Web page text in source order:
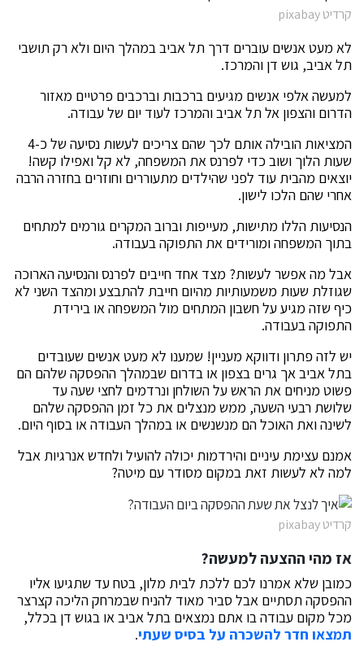
קרדיט pixabay
לא מעט אנשים עוברים דרך תל אביב במהלך היום ולא רק תושבי
תל אביב, גוש דן והמרכז.
למעשה אלפי אנשים מגיעים ברכבות וברכבים פרטיים מאזור
הדרום והצפון אל תל אביב והמרכז לעוד יום של עבודה.
המציאות הובילה אותם לכך שהם צריכים לעשות נסיעה של כ-4
שעות הלוך ושוב כדי לפרנס את המשפחה, לא קל ואפילו קשה!
יוצאים מהבית עוד לפני שהילדים מתעוררים וחוזרים בחזרה הרבה
אחרי שהם הלכו לישון.
הנסיעות הללו מתישות, מעייפות וברוב המקרים גורמים למתחים
בתוך המשפחה ומורידים את התפוקה בעבודה.
אבל מה אפשר לעשות? מצד אחד חייבים לפרנס והנסיעה הארוכה
שגוזלת שעות משמעותיות מהיום חייבת להתבצע ומהצד השני לא
כיף שזה מגיע על חשבון המתחים מול המשפחה או בירידת
התפוקה בעבודה.
יש לזה פתרון ודווקא מעניין! שמענו לא מעט אנשים שעובדים
בתל אביב אך גרים בצפון או בדרום שבמהלך ההפסקה שלהם הם
פשוט מניחים את הראש על השולחן ונרדמים לחצי שעה עד
שלושת רבעי השעה, ממש מנצלים את כל זמן ההפסקה שלהם
לשינה ואת האוכל הם מנשנשים או במהלך העבודה או בסוף היום.
אמנם עצימת עיניים והירדמות יכולה להועיל ולחדש אנרגיות אבל
למה לא לעשות זאת במקום מסודר עם מיטה?
קרדיט pixabay
אז מהי ההצעה למעשה?
כמובן שלא אמרנו לכם ללכת לבית מלון, בטח עד שתגיעו אליו
ההפסקה תסתיים אבל סביר מאוד להניח שבמרחק הליכה קצרצר
מכל מקום עבודה בו אתם נמצאים בתל אביב או בגוש דן בכלל,
תמצאו חדר להשכרה על בסיס שעתי.